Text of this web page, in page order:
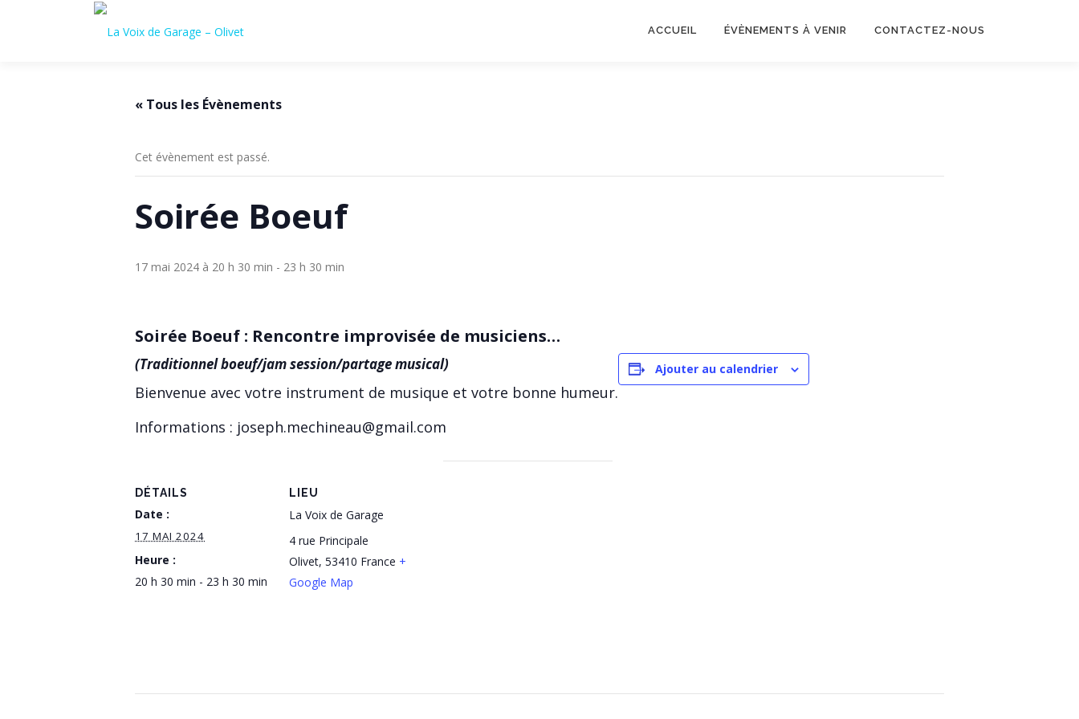
ACCUEIL ÉVÈNEMENTS À VENIR CONTACTEZ-NOUS
« Tous les Évènements
Cet évènement est passé.
Soirée Boeuf
17 mai 2024 à 20 h 30 min - 23 h 30 min
Soirée Boeuf : Rencontre improvisée de musiciens…
(Traditionnel boeuf/jam session/partage musical)
Bienvenue avec votre instrument de musique et votre bonne humeur.
Informations : joseph.mechineau@gmail.com
Ajouter au calendrier
DÉTAILS
Date :
17 MAI 2024
Heure :
20 h 30 min - 23 h 30 min
LIEU
La Voix de Garage
4 rue Principale
Olivet, 53410 France +
Google Map